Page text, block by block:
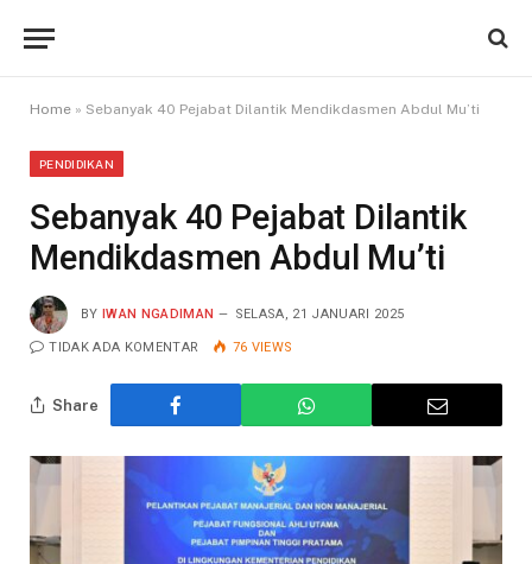
Home » Sebanyak 40 Pejabat Dilantik Mendikdasmen Abdul Mu’ti
PENDIDIKAN
Sebanyak 40 Pejabat Dilantik
Mendikdasmen Abdul Mu’ti
BY IWAN NGADIMAN SELASA, 21 JANUARI 2025
TIDAK ADA KOMENTAR 76 VIEWS
Share